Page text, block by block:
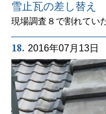
雪止瓦の差し替え
現場調査８で割れてい
18. 2016年07月13日